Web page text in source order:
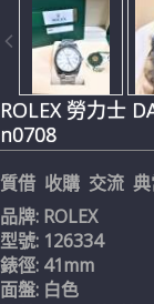
ROLEX 勞力士
n0708
質借 收購 交流
品牌: ROLEX
型號: 126334
錶徑: 41mm
面盤: 白色